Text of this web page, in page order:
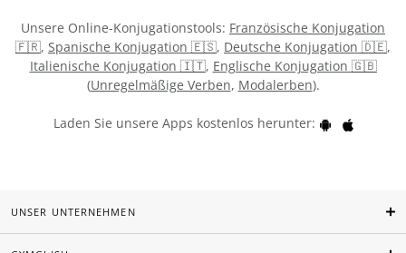
Unsere Online-Konjugationstools: Französische Konjugation
🇫🇷, Spanische Konjugation 🇪🇸, Deutsche Konjugation 🇩🇪,
Italienische Konjugation 🇮🇹, Englische Konjugation 🇬🇧
(Unregelmäßige Verben, Modalerben).
Laden Sie unsere Apps kostenlos herunter:
UNSER UNTERNEHMEN